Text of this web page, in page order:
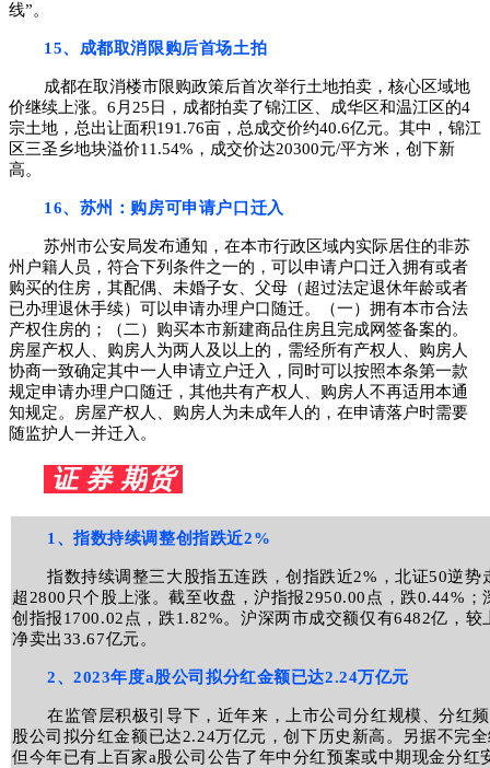
线”。
15、成都取消限购后首场土拍
成都在取消楼市限购政策后首次举行土地拍卖，核心区域地
价继续上涨。6月25日，成都拍卖了锦江区、成华区和温江区的4
宗土地，总出让面积191.76亩，总成交价约40.6亿元。其中，锦江
区三圣乡地块溢价11.54%，成交价达20300元/平方米，创下新
高。
16、苏州：购房可申请户口迁入
苏州市公安局发布通知，在本市行政区域内实际居住的非苏
州户籍人员，符合下列条件之一的，可以申请户口迁入拥有或者
购买的住房，其配偶、未婚子女、父母（超过法定退休年龄或者
已办理退休手续）可以申请办理户口随迁。（一）拥有本市合法
产权住房的；（二）购买本市新建商品住房且完成网签备案的。
房屋产权人、购房人为两人及以上的，需经所有产权人、购房人
协商一致确定其中一人申请立户迁入，同时可以按照本条第一款
规定申请办理户口随迁，其他共有产权人、购房人不再适用本通
知规定。房屋产权人、购房人为未成年人的，在申请落户时需要
随监护人一并迁入。
证 券 期货
1、指数持续调整创指跌近2%
指数持续调整三大股指五连跌，创指跌近2%，北证50逆
超2800只个股上涨。截至收盘，沪指报2950.00点，跌0.44%
创指报1700.02点，跌1.82%。沪深两市成交额仅有6482亿，
净卖出33.67亿元。
2、2023年度a股公司拟分红金额已达2.24万亿元
在监管层积极引导下，近年来，上市公司分红规模、分红
股公司拟分红金额已达2.24万亿元，创下历史新高。另据不完
但今年已有上百家a股公司公告了年中分红预案或中期现金分红